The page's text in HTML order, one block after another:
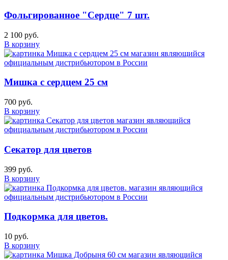
Фольгированное "Сердце" 7 шт.
2 100 руб.
В корзину
Мишка с сердцем 25 см
700 руб.
В корзину
Секатор для цветов
399 руб.
В корзину
Подкормка для цветов.
10 руб.
В корзину